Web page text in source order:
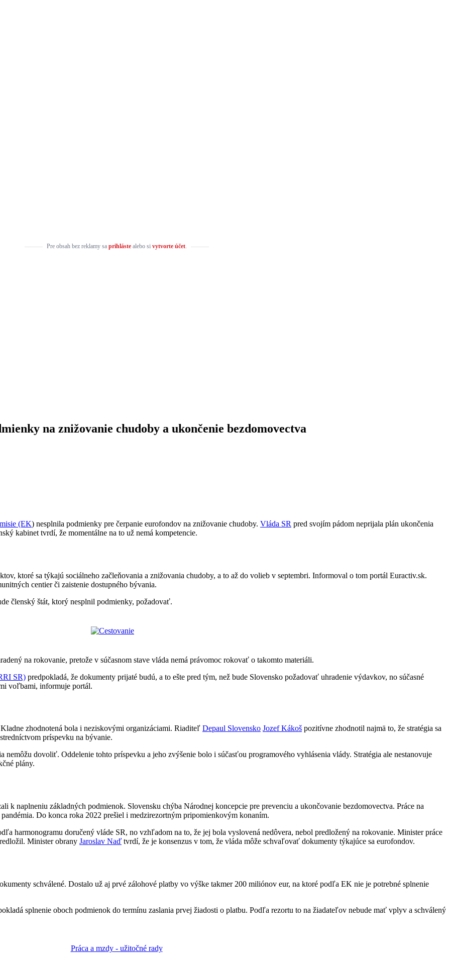
Pre obsah bez reklamy sa prihlástealebo si vytvorte účet.
na znižovanie chudoby a ukončenie bezdomovectva
(EK) nesplnila podmienky pre čerpanie eurofondov na znižovanie chudoby. Vláda SR pred svojím pádom neprijala plán ukončenia
kabinet tvrdí, že momentálne na to už nemá kompetencie.
ktoré sa týkajú sociálneho začleňovania a znižovania chudoby, a to až do volieb v septembri. Informoval o tom portál Euractiv.sk.
centier či zaistenie dostupného bývania.
členský štát, ktorý nesplnil podmienky, požadovať.
na rokovanie, pretože v súčasnom stave vláda nemá právomoc rokovať o takomto materiáli.
SR) predpokladá, že dokumenty prijaté budú, a to ešte pred tým, než bude Slovensko požadovať uhradenie výdavkov, no súčasné
voľbami, informuje portál.
zhodnotená bola i neziskovými organizáciami. Riaditeľ Depaul Slovensko Jozef Kákoš pozitívne zhodnotil najmä to, že stratégia sa
príspevku na bývanie.
dovoliť. Oddelenie tohto príspevku a jeho zvýšenie bolo i súčasťou programového vyhlásenia vlády. Stratégia ale nestanovuje
plány.
k naplneniu základných podmienok. Slovensku chýba Národnej koncepcie pre prevenciu a ukončovanie bezdomovectva. Práce na
Do konca roka 2022 prešiel i medzirezortným pripomienkovým konaním.
harmonogramu doručený vláde SR, no vzhľadom na to, že jej bola vyslovená nedôvera, nebol predložený na rokovanie. Minister práce
Minister obrany Jaroslav Naď tvrdí, že je konsenzus v tom, že vláda môže schvaľovať dokumenty týkajúce sa eurofondov.
schválené. Dostalo už aj prvé zálohové platby vo výške takmer 200 miliónov eur, na ktoré podľa EK nie je potrebné splnenie
splnenie oboch podmienok do termínu zaslania prvej žiadosti o platbu. Podľa rezortu to na žiadateľov nebude mať vplyv a schválený